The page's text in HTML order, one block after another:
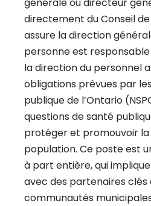
générale ou directeur
directement du Conseil
assure la direction
personne est
la direction du personnel
obligations prévues par
publique de l’Ontario
questions de santé
protéger et promouvoir la
population. Ce poste est
à part entière, qui
avec des partenaires clés
communautés